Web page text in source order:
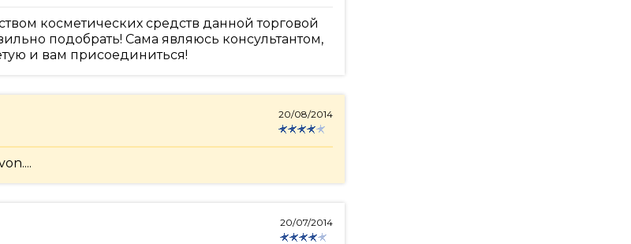
косметических средств данной торговой
подобрать! Сама являюсь консультантом,
и вам присоединиться!
20/08/2014
20/07/2014